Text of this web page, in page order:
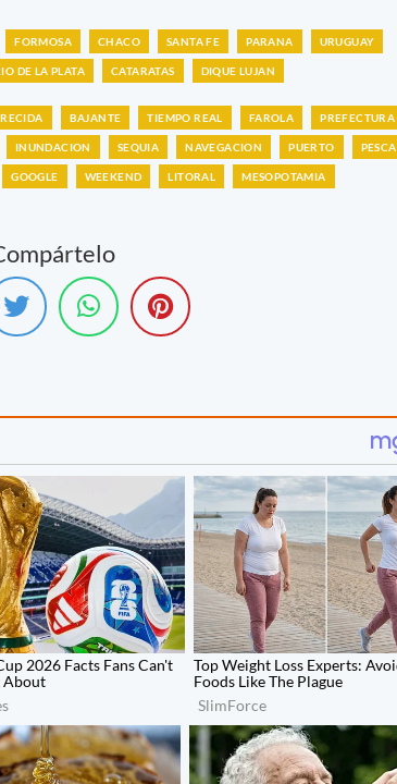
FORMOSA CHACO SANTA FE PARANA URUGUAY
DE LA PLATA CATARATAS DIQUE LUJAN
BAJANTE TIEMPO REAL FAROLA PREFECTURA
INUNDACION SEQUIA NAVEGACION PUERTO PESCA
GOOGLE WEEKEND LITORAL MESOPOTAMIA